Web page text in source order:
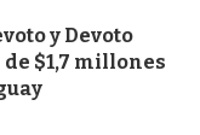
y Devoto
$1,7 millones